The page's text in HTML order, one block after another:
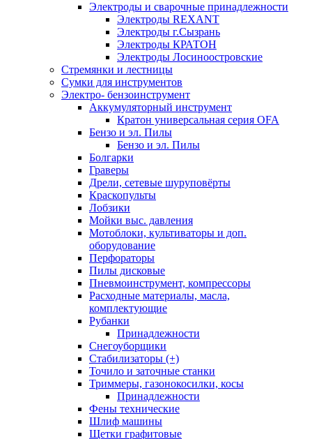
Электроды и сварочные принадлежности
Электроды REXANT
Электроды г.Сызрань
Электроды КРАТОН
Электроды Лосиноостровские
Стремянки и лестницы
Сумки для инструментов
Электро- бензоинструмент
Аккумуляторный инструмент
Кратон универсальная серия OFA
Бензо и эл. Пилы
Бензо и эл. Пилы
Болгарки
Граверы
Дрели, сетевые шуруповёрты
Краскопульты
Лобзики
Мойки выс. давления
Мотоблоки, культиваторы и доп.
оборудование
Перфораторы
Пилы дисковые
Пневмоинструмент, компрессоры
Расходные материалы, масла,
комплектующие
Рубанки
Принадлежности
Снегоуборщики
Стабилизаторы (+)
Точило и заточные станки
Триммеры, газонокосилки, косы
Принадлежности
Фены технические
Шлиф машины
Щетки графитовые